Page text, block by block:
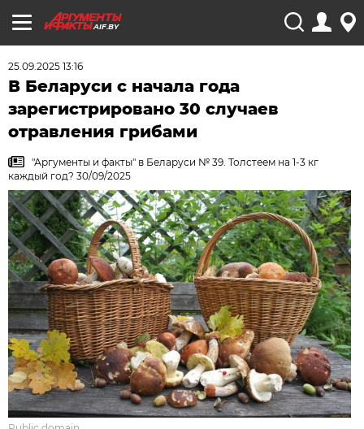
AIF.BY
25.09.2025 13:16
В Беларуси с начала года
зарегистрировано 30 случаев
отравления грибами
"Аргументы и факты" в Беларуси № 39. Толстеем на 1-3 кг
каждый год? 30/09/2025